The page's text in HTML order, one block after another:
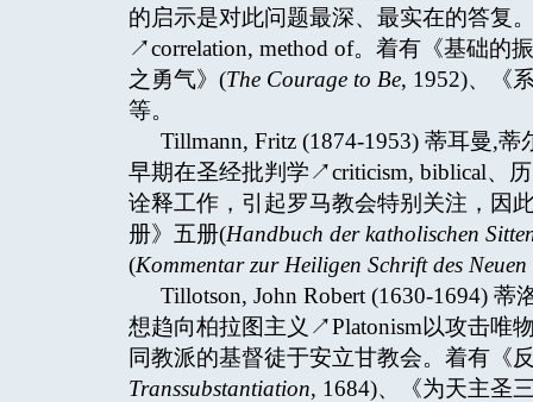
的启示是对此问题最深、最实在的答复
↗correlation, method of。着有《基础的
之勇气》(The Courage to Be, 1952)、《
等。
Tillmann, Fritz (1874-1953) 蒂耳曼,
早期在圣经批判学↗criticism, biblical、
诠释工作，引起罗马教会特别关注，因
册》五册(Handbuch der katholischen
(Kommentar zur Heiligen Schrift des Neuen
Tillotson, John Robert (1630-1694)
想趋向柏拉图主义↗Platonism以攻击唯
同教派的基督徒于安立甘教会。着有《
Transsubstantiation, 1684)、《为天主圣